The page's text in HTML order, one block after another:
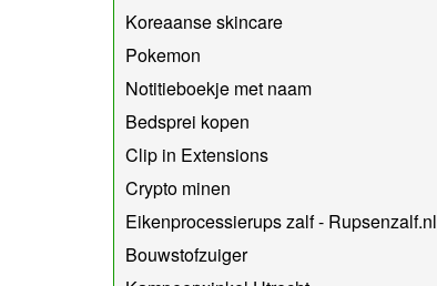
Koreaanse skincare
Pokemon
Notitieboekje met naam
Bedsprei kopen
Clip in Extensions
Crypto minen
Eikenprocessierups zalf - Rupsenzalf.nl
Bouwstofzuiger